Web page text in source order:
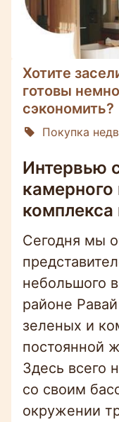
Хотите
готовы
сэкономить?
Покупка
Интервью
камерного
комплекса
Сегодня мы
небольшого
районе
зеленых и
постоянной
Здесь всего
со своим
окружении